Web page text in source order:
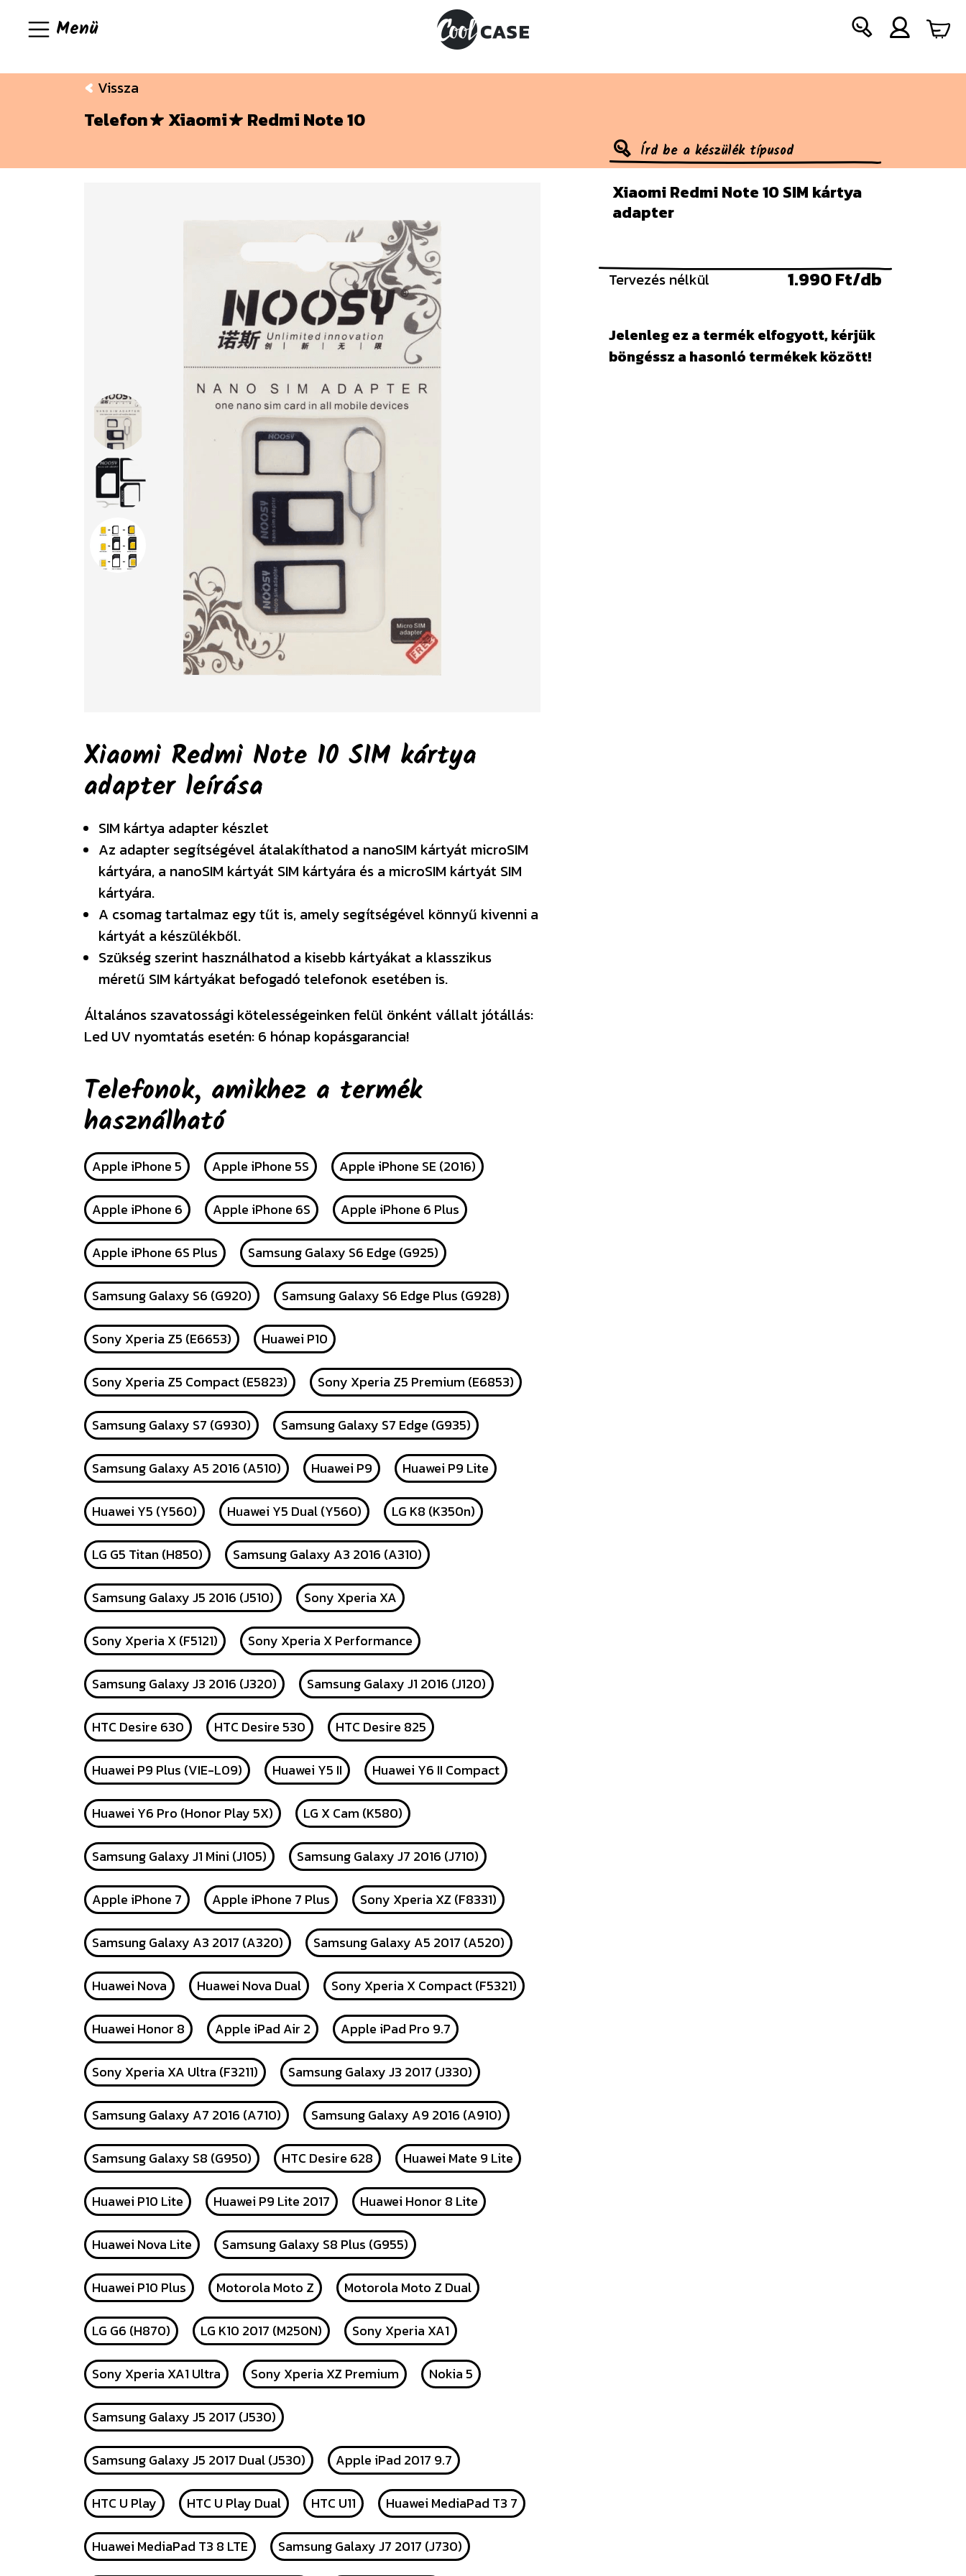
Menü
Vissza
Telefon Xiaomi Redmi Note 10
Xiaomi Redmi Note 10 SIM kártya
adapter leírása
SIM kártya adapter készlet
Az adapter segítségével átalakíthatod a nanoSIM kártyát microSIM
kártyára, a nanoSIM kártyát SIM kártyára és a microSIM kártyát SIM
kártyára.
A csomag tartalmaz egy tűt is, amely segítségével könnyű kivenni a
kártyát a készülékből.
Szükség szerint használhatod a kisebb kártyákat a klasszikus
méretű SIM kártyákat befogadó telefonok esetében is.
Általános szavatossági kötelességeinken felül önként vállalt jótállás:
Led UV nyomtatás esetén: 6 hónap kopásgarancia!
Telefonok, amikhez a termék
használható
Apple iPhone 5 Apple iPhone 5S Apple iPhone SE (2016)
Apple iPhone 6 Apple iPhone 6S Apple iPhone 6 Plus
Apple iPhone 6S Plus Samsung Galaxy S6 Edge (G925)
Samsung Galaxy S6 (G920) Samsung Galaxy S6 Edge Plus (G928)
Sony Xperia Z5 (E6653) Huawei P10
Sony Xperia Z5 Compact (E5823) Sony Xperia Z5 Premium (E6853)
Samsung Galaxy S7 (G930) Samsung Galaxy S7 Edge (G935)
Samsung Galaxy A5 2016 (A510) Huawei P9 Huawei P9 Lite
Huawei Y5 (Y560) Huawei Y5 Dual (Y560) LG K8 (K350n)
LG G5 Titan (H850) Samsung Galaxy A3 2016 (A310)
Samsung Galaxy J5 2016 (J510) Sony Xperia XA
Sony Xperia X (F5121) Sony Xperia X Performance
Samsung Galaxy J3 2016 (J320) Samsung Galaxy J1 2016 (J120)
HTC Desire 630 HTC Desire 530 HTC Desire 825
Huawei P9 Plus (VIE-L09) Huawei Y5 II Huawei Y6 II Compact
Huawei Y6 Pro (Honor Play 5X) LG X Cam (K580)
Samsung Galaxy J1 Mini (J105) Samsung Galaxy J7 2016 (J710)
Apple iPhone 7 Apple iPhone 7 Plus Sony Xperia XZ (F8331)
Samsung Galaxy A3 2017 (A320) Samsung Galaxy A5 2017 (A520)
Huawei Nova Huawei Nova Dual Sony Xperia X Compact (F5321)
Huawei Honor 8 Apple iPad Air 2 Apple iPad Pro 9.7
Sony Xperia XA Ultra (F3211) Samsung Galaxy J3 2017 (J330)
Samsung Galaxy A7 2016 (A710) Samsung Galaxy A9 2016 (A910)
Samsung Galaxy S8 (G950) HTC Desire 628 Huawei Mate 9 Lite
Huawei P10 Lite Huawei P9 Lite 2017 Huawei Honor 8 Lite
Huawei Nova Lite Samsung Galaxy S8 Plus (G955)
Huawei P10 Plus Motorola Moto Z Motorola Moto Z Dual
LG G6 (H870) LG K10 2017 (M250N) Sony Xperia XA1
Sony Xperia XA1 Ultra Sony Xperia XZ Premium Nokia 5
Samsung Galaxy J5 2017 (J530)
Samsung Galaxy J5 2017 Dual (J530) Apple iPad 2017 9.7
HTC U Play HTC U Play Dual HTC U11 Huawei MediaPad T3 7
Huawei MediaPad T3 8 LTE Samsung Galaxy J7 2017 (J730)
Xiaomi Redmi Note 10 SIM kártya
adapter
Tervezés nélkül 1.990 Ft/db
Jelenleg ez a termék elfogyott, kérjük
böngéssz a hasonló termékek között!